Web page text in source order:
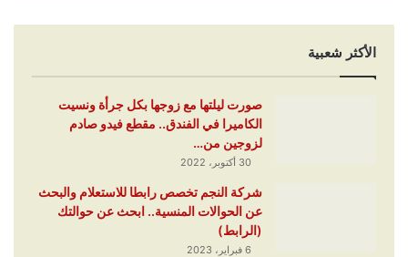
الأكثر شعبية
صورت ليلتها مع زوجها بكل جرأة ونسيت
الكاميرا في الفندق.. مقطع فيدو صادم
لزوجين من…
30 أكتوبر، 2022
شركة النجم تخصص رابطا للاستعلام والبحث
عن الحوالات المنسية.. ابحث عن حوالتك
(الرابط)
6 فبراير، 2023